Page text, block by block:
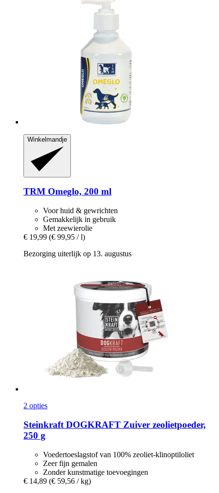
Winkelmandje
TRM Omeglo, 200 ml
Voor huid & gewrichten
Gemakkelijk in gebruik
Met zeewierolie
€ 19,99 (€ 99,95 / l)
Bezorging uiterlijk op 13. augustus
2 opties
Steinkraft DOGKRAFT Zuiver zeolietpoeder,
250 g
Voedertoeslagstof van 100% zeoliet-klinoptiloliet
Zeer fijn gemalen
Zonder kunstmatige toevoegingen
€ 14,89 (€ 59,56 / kg)